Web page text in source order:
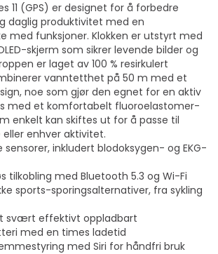
11 (GPS) er designet for å forbedre
daglig produktivitet med en
med funksjoner. Klokken er utstyrt med
skjerm som sikrer levende bilder og
er laget av 100 % resirkulert
vanntetthet på 50 m med et
noe som gjør den egnet for en aktiv
med et komfortabelt fluoroelastomer-
enkelt kan skiftes ut for å passe til
enhver aktivitet.
sensorer, inkludert blodoksygen- og EKG-
tilkobling med Bluetooth 5.3 og Wi-Fi
sports-sporingsalternativer, fra sykling
svært effektivt oppladbart
med en times ladetid
med Siri for håndfri bruk